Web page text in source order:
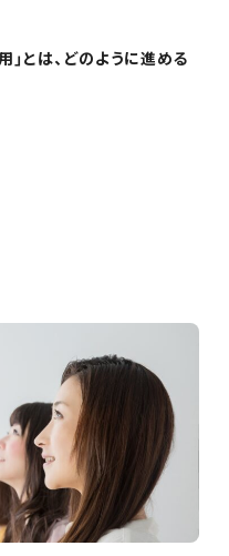
」とは、どのように進める